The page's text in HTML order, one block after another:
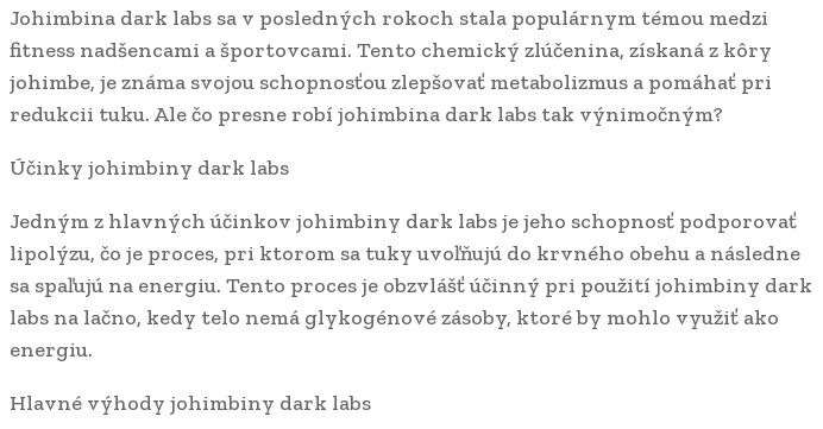
Johimbina dark labs sa v posledných rokoch stala populárnym témou medzi
fitness nadšencami a športovcami. Tento chemický zlúčenina, získaná z kôry
johimbe, je známa svojou schopnosťou zlepšovať metabolizmus a pomáhať pri
redukcii tuku. Ale čo presne robí johimbina dark labs tak výnimočným?
Účinky johimbiny dark labs
Jedným z hlavných účinkov johimbiny dark labs je jeho schopnosť podporovať
lipolýzu, čo je proces, pri ktorom sa tuky uvoľňujú do krvného obehu a následne
sa spaľujú na energiu. Tento proces je obzvlášť účinný pri použití johimbiny dark
labs na lačno, kedy telo nemá glykogénové zásoby, ktoré by mohlo využiť ako
energiu.
Hlavné výhody johimbiny dark labs